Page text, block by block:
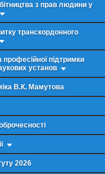
з прав людини у
транскордонного
підтримки
установ
В.К. Мамутова
2026